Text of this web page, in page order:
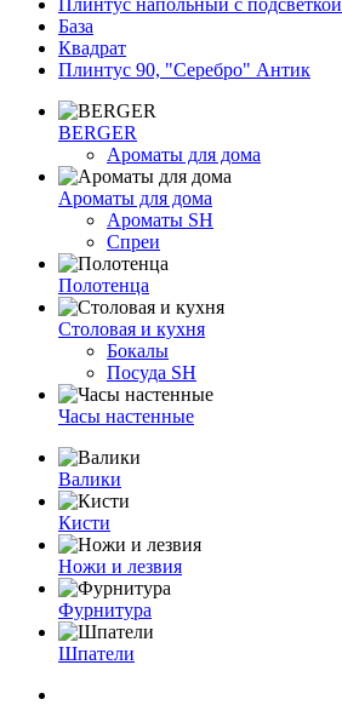
Плинтус напольный с подсветкой
База
Квадрат
Плинтус 90, "Серебро" Антик
BERGER
Ароматы для дома
Ароматы для дома
Ароматы SH
Спреи
Полотенца
Столовая и кухня
Бокалы
Посуда SH
Часы настенные
Валики
Кисти
Ножи и лезвия
Фурнитура
Шпатели